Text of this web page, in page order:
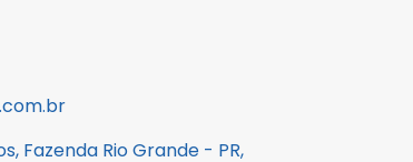
Fazenda Rio Grande - PR,